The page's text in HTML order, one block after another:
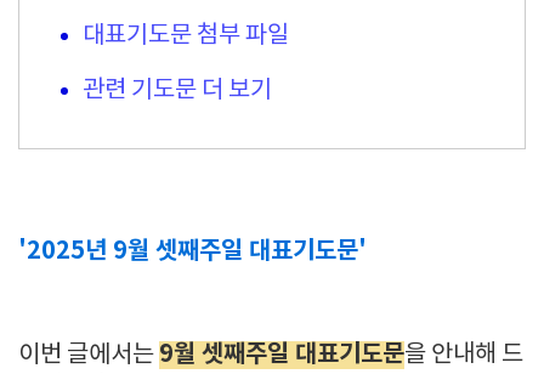
대표기도문 첨부 파일
관련 기도문 더 보기
'2025년 9월 셋째주일 대표기도문'
이번 글에서는 9월 셋째주일 대표기도문을 안내해 드